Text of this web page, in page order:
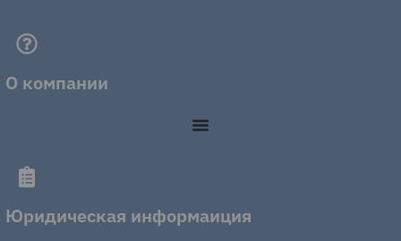
О компании
Юридическая информаиция